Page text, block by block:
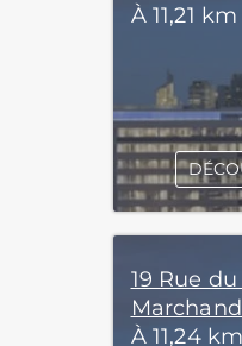
À 11,21 km
19 Rue
À 11,24 km